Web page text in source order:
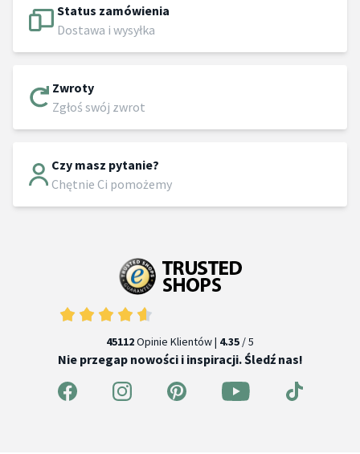
Status zamówienia
Dostawa i wysyłka
Zwroty
Zgłoś swój zwrot
Czy masz pytanie?
Chętnie Ci pomożemy
45112Opinie Klientów | 4.35 / 5
Nie przegap nowości i inspiracji. Śledź nas!